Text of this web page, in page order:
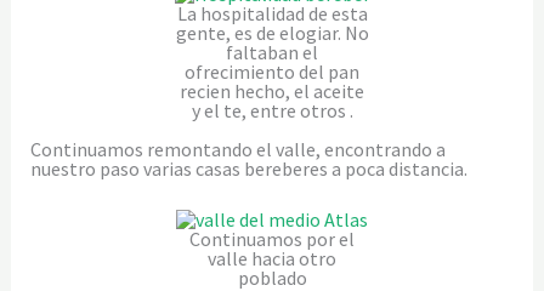
La hospitalidad de esta
gente, es de elogiar. No
faltaban el
ofrecimiento del pan
recien hecho, el aceite
y el te, entre otros .
Continuamos remontando el valle, encontrando a
nuestro paso varias casas bereberes a poca distancia.
Continuamos por el
valle hacia otro
poblado